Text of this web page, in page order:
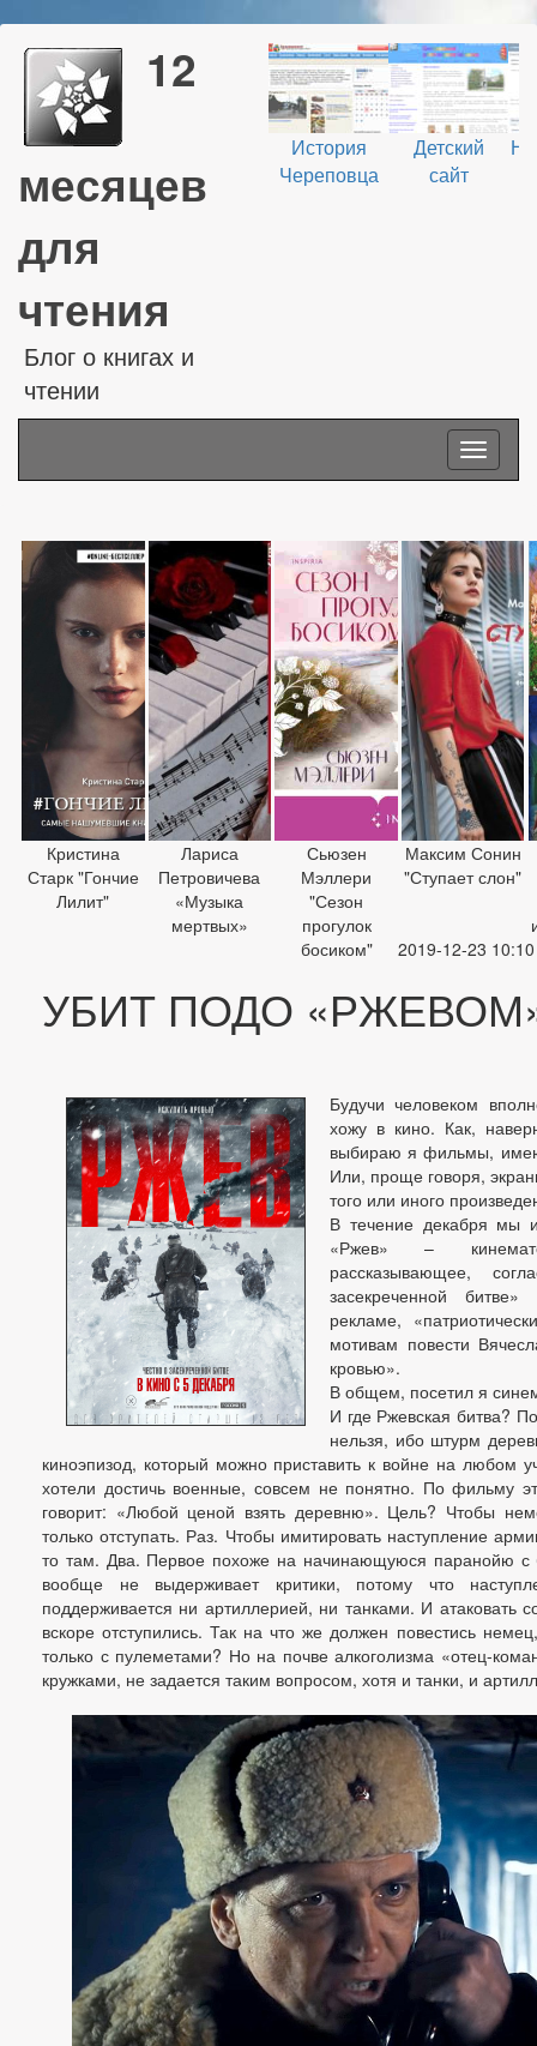
12
месяцев
для
чтения
Блог о книгах и
чтении
История
Череповца
Детский
сайт
Toggle
Кристина
Старк "Гончие
Лилит"
Лариса
Петровичева
«Музыка
мертвых»
Сьюзен
Мэллери
"Сезон
прогулок
босиком"
Максим Сонин
"Ступает слон"
2019-12-23 10:10
УБИТ ПОДО
Будучи человеком
хожу в кино. Как,
выбираю я фильмы,
Или, проще говоря,
того или иного
В течение декабря мы
«Ржев» –
рассказывающее,
засекреченной
рекламе,
мотивам повести
кровью».
В общем, посетил я
И где Ржевская битва?
нельзя, ибо штурм
киноэпизод, который можно приставить к войне на любом
хотели достичь военные, совсем не понятно. По фильму
говорит: «Любой ценой взять деревню». Цель? Чтобы
только отступать. Раз. Чтобы имитировать наступление
то там. Два. Первое похоже на начинающуюся паранойю
вообще не выдерживает критики, потому что
поддерживается ни артиллерией, ни танками. И атаковать
вскоре отступились. Так на что же должен повестись
только с пулеметами? Но на почве алкоголизма «отец-
кружками, не задается таким вопросом, хотя и танки, и